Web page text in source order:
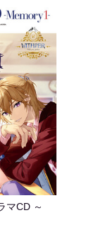
マCD ～